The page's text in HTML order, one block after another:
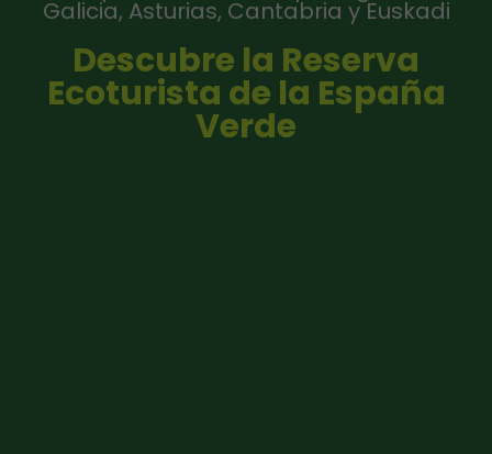
Galicia, Asturias, Cantabria y Euskadi
Descubre la Reserva
Ecoturista de la España
Verde